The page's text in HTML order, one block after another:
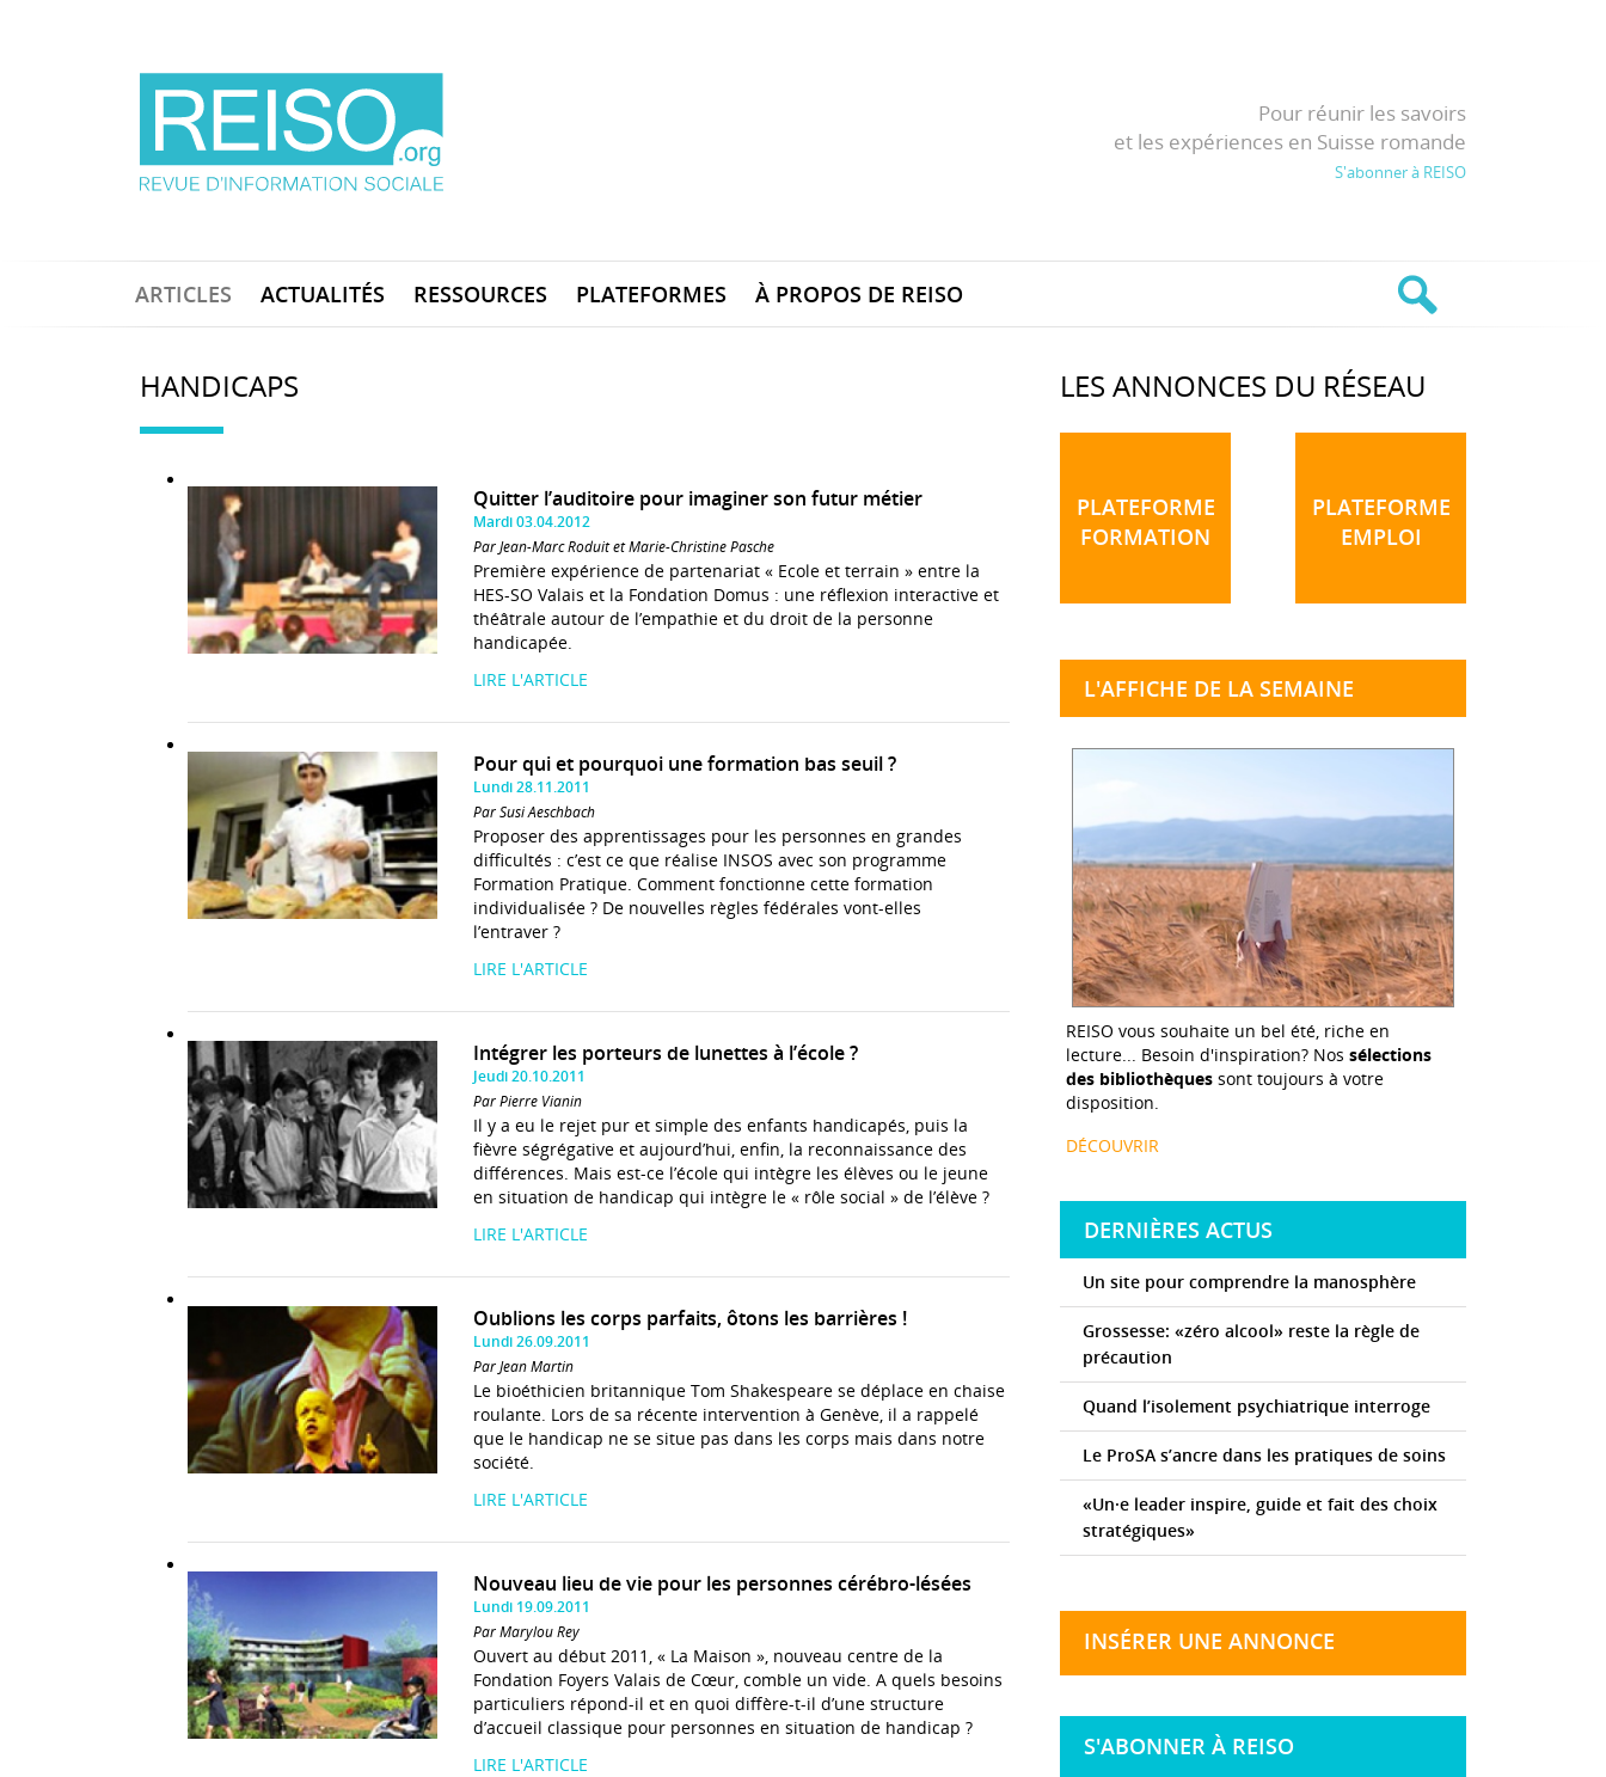
Pour réunir les savoirs
et les expériences en Suisse romande
S'abonner à REISO
ARTICLES ACTUALITÉS RESSOURCES PLATEFORMES À PROPOS DE REISO
HANDICAPS
Quitter l’auditoire pour imaginer son futur métier
Mardi 03.04.2012
Par Jean-Marc Roduit et Marie-Christine Pasche
Première expérience de partenariat « Ecole et terrain » entre la
HES-SO Valais et la Fondation Domus : une réflexion interactive et
théâtrale autour de l’empathie et du droit de la personne
handicapée.
LIRE L'ARTICLE
Pour qui et pourquoi une formation bas seuil ?
Lundi 28.11.2011
Par Susi Aeschbach
Proposer des apprentissages pour les personnes en grandes
difficultés : c’est ce que réalise INSOS avec son programme
Formation Pratique. Comment fonctionne cette formation
individualisée ? De nouvelles règles fédérales vont-elles
l’entraver ?
LIRE L'ARTICLE
Intégrer les porteurs de lunettes à l’école ?
Jeudi 20.10.2011
Par Pierre Vianin
Il y a eu le rejet pur et simple des enfants handicapés, puis la
fièvre ségrégative et aujourd’hui, enfin, la reconnaissance des
différences. Mais est-ce l’école qui intègre les élèves ou le jeune
en situation de handicap qui intègre le « rôle social » de l’élève ?
LIRE L'ARTICLE
Oublions les corps parfaits, ôtons les barrières !
Lundi 26.09.2011
Par Jean Martin
Le bioéthicien britannique Tom Shakespeare se déplace en chaise
roulante. Lors de sa récente intervention à Genève, il a rappelé
que le handicap ne se situe pas dans les corps mais dans notre
société.
LIRE L'ARTICLE
Nouveau lieu de vie pour les personnes cérébro-lésées
Lundi 19.09.2011
Par Marylou Rey
Ouvert au début 2011, « La Maison », nouveau centre de la
Fondation Foyers Valais de Cœur, comble un vide. A quels besoins
particuliers répond-il et en quoi diffère-t-il d’une structure
d’accueil classique pour personnes en situation de handicap ?
LIRE L'ARTICLE
LES ANNONCES DU RÉSEAU
PLATEFORME
FORMATION
PLATEFORME
EMPLOI
L'AFFICHE DE LA SEMAINE
REISO vous souhaite un bel été, riche en
lecture... Besoin d'inspiration? Nos sélections
des bibliothèques sont toujours à votre
disposition.
DÉCOUVRIR
DERNIÈRES ACTUS
Un site pour comprendre la manosphère
Grossesse: «zéro alcool» reste la règle de
précaution
Quand l’isolement psychiatrique interroge
Le ProSA s’ancre dans les pratiques de soins
«Un·e leader inspire, guide et fait des choix
stratégiques»
INSÉRER UNE ANNONCE
S'ABONNER À REISO